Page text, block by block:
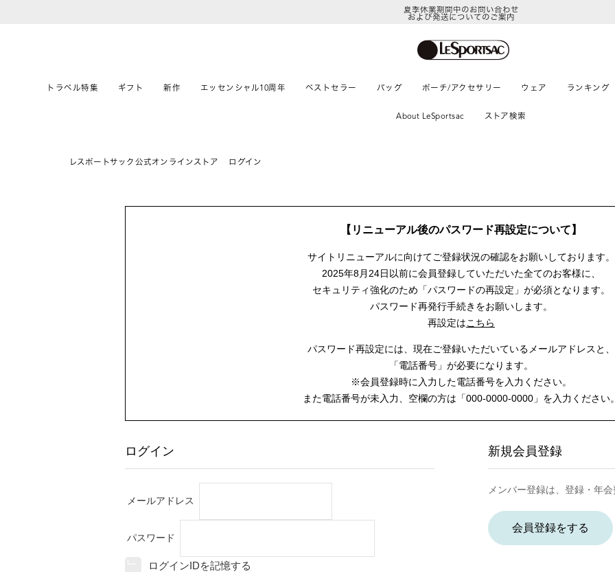
夏季休業期間中のお問い合わせ
および発送についてのご案内
トラベル特集 ギフト 新作 エッセンシャル10周年 ベストセラー バッグ ポーチ/アクセサリー ウェア ランキング
About LeSportsac ストア検索
レスポートサック公式オンラインストア ログイン
【リニューアル後のパスワード再設定について】
サイトリニューアルに向けてご登録状況の確認をお願いしております。
2025年8月24日以前に会員登録していただいた全てのお客様に、
セキュリティ強化のため「パスワードの再設定」が必須となります。
パスワード再発行手続きをお願いします。
再設定はこちら
パスワード再設定には、 現在ご登録いただいているメールアドレスと、
「電話番号」が必要になります。
※会員登録時に入力した電話番号を入力ください。
また電話番号が未入力、空欄の方は 「000-0000-0000」を入力ください。
ログイン
メールアドレス
パスワード
ログインIDを記憶する
新規会員登録
メンバー登録は、登録・年会
会員登録をする